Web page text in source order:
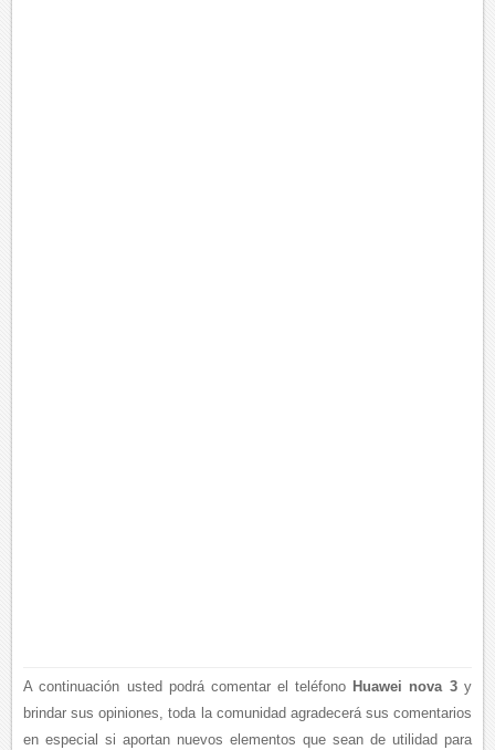
A continuación usted podrá comentar el teléfono Huawei nova 3y
brindar sus opiniones, toda la comunidad agradecerá sus comentarios
en especial si aportan nuevos elementos que sean de utilidad para